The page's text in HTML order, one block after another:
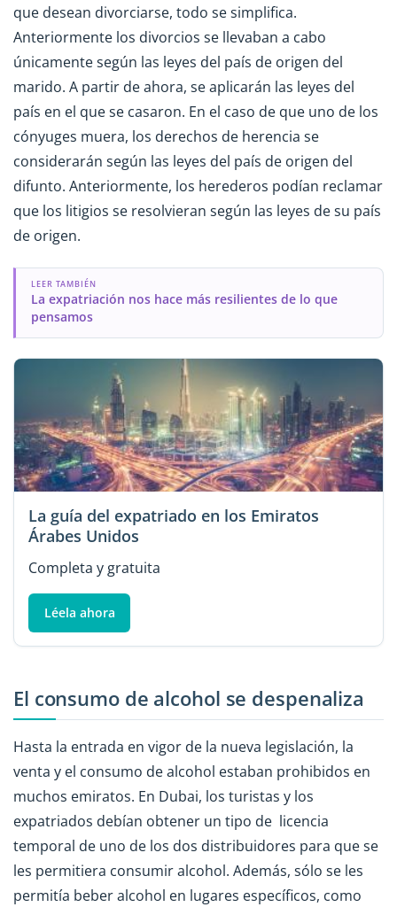
que desean divorciarse, todo se simplifica.
Anteriormente los divorcios se llevaban a cabo
únicamente según las leyes del país de origen del
marido. A partir de ahora, se aplicarán las leyes del
país en el que se casaron. En el caso de que uno de los
cónyuges muera, los derechos de herencia se
considerarán según las leyes del país de origen del
difunto. Anteriormente, los herederos podían reclamar
que los litigios se resolvieran según las leyes de su país
de origen.
LEER TAMBIÉN
La expatriación nos hace más resilientes de lo que
pensamos
La guía del expatriado en los Emiratos
Árabes Unidos
Completa y gratuita
Léela ahora
El consumo de alcohol se despenaliza
Hasta la entrada en vigor de la nueva legislación, la
venta y el consumo de alcohol estaban prohibidos en
muchos emiratos. En Dubai, los turistas y los
expatriados debían obtener un tipo de licencia
temporal de uno de los dos distribuidores para que se
les permitiera consumir alcohol. Además, sólo se les
permitía beber alcohol en lugares específicos, como